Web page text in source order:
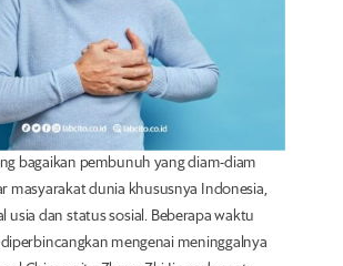
bagaikan pembunuh yang diam-diam
masyarakat dunia khususnya Indonesia,
usia dan status sosial. Beberapa waktu
mengenai meninggalnya